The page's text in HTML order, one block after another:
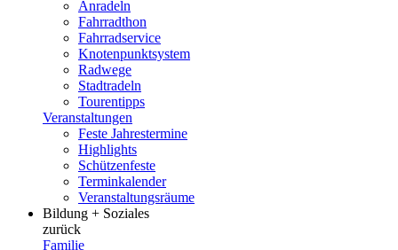
Anradeln
Fahrradthon
Fahrradservice
Knotenpunktsystem
Radwege
Stadtradeln
Tourentipps
Veranstaltungen
Feste Jahrestermine
Highlights
Schützenfeste
Terminkalender
Veranstaltungsräume
Bildung + Soziales
zurück
Familie